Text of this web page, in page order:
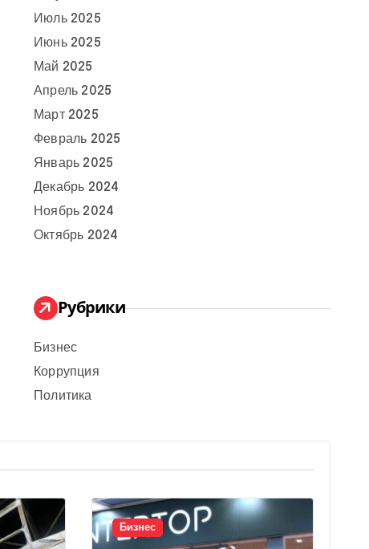
Июль 2025
Июнь 2025
Май 2025
Апрель 2025
Март 2025
Февраль 2025
Январь 2025
Декабрь 2024
Ноябрь 2024
Октябрь 2024
Рубрики
Бизнес
Коррупция
Политика
Бизнес